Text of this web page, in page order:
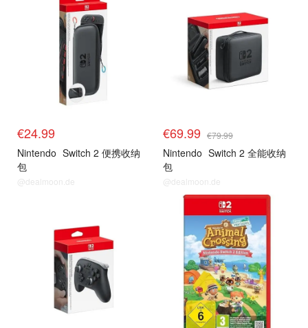
€24.99
Nintendo Switch 2 便携收纳
包
@dealmoon.de
€69.99 €79.99
Nintendo Switch 2 全能收纳
包
@dealmoon.de